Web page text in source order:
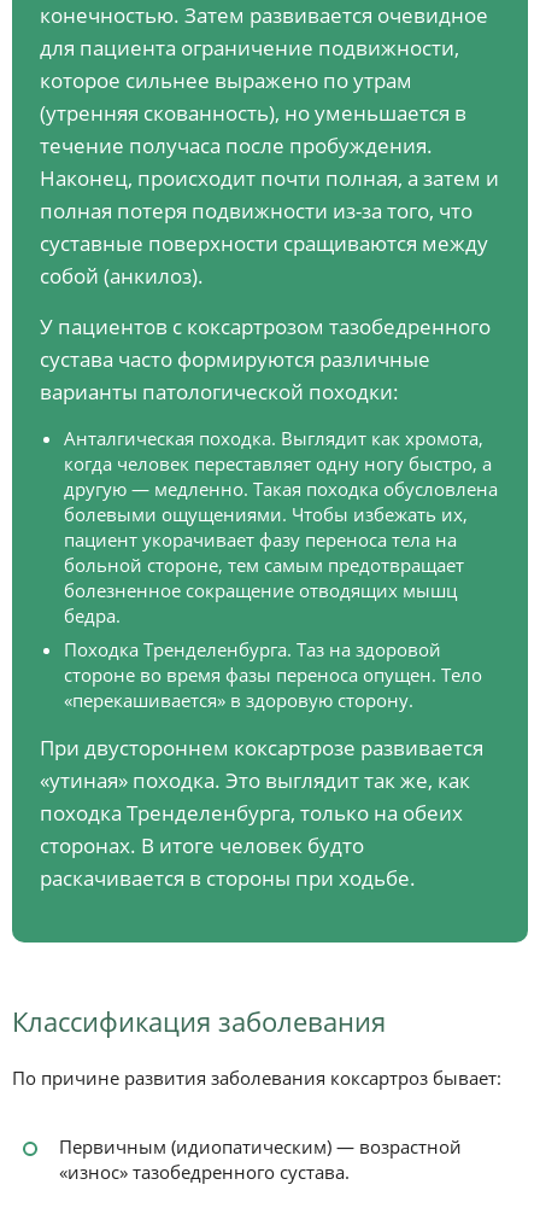
конечностью. Затем развивается очевидное
для пациента ограничение подвижности,
которое сильнее выражено по утрам
(утренняя скованность), но уменьшается в
течение получаса после пробуждения.
Наконец, происходит почти полная, а затем и
полная потеря подвижности из-за того, что
суставные поверхности сращиваются между
собой (анкилоз).
У пациентов с коксартрозом тазобедренного
сустава часто формируются различные
варианты патологической походки:
Анталгическая походка. Выглядит как хромота,
когда человек переставляет одну ногу быстро, а
другую — медленно. Такая походка обусловлена
болевыми ощущениями. Чтобы избежать их,
пациент укорачивает фазу переноса тела на
больной стороне, тем самым предотвращает
болезненное сокращение отводящих мышц
бедра.
Походка Тренделенбурга. Таз на здоровой
стороне во время фазы переноса опущен. Тело
«перекашивается» в здоровую сторону.
При двустороннем коксартрозе развивается
«утиная» походка. Это выглядит так же, как
походка Тренделенбурга, только на обеих
сторонах. В итоге человек будто
раскачивается в стороны при ходьбе.
Классификация заболевания
По причине развития заболевания коксартроз бывает:
Первичным (идиопатическим) — возрастной
«износ» тазобедренного сустава.